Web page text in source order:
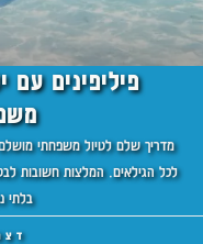
פיליפינים עם
מדריך שלם לטיול משפחתי מושלם
לכל הגילאים. המלצות חשובות
בלתי
דצמבר